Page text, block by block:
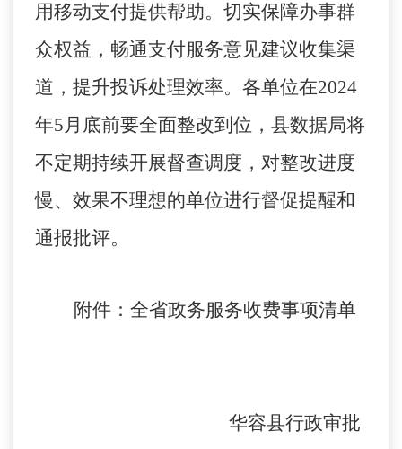
用移动支付提供帮助。切实保障办事群
众权益，畅通支付服务意见建议收集渠
道，提升投诉处理效率。各单位在2024
年5月底前要全面整改到位，县数据局将
不定期持续开展督查调度，对整改进度
慢、效果不理想的单位进行督促提醒和
通报批评。
附件： 全省政务服务收费事项清单
华容县行政审批